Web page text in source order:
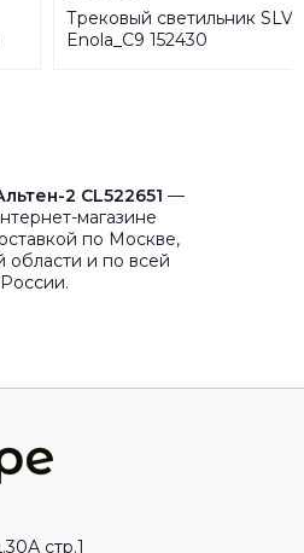
Трековый светильник SLV
Enola_C9 152430
2 CL522651 —
магазине
по Москве,
области и по всей
России.
стр.1